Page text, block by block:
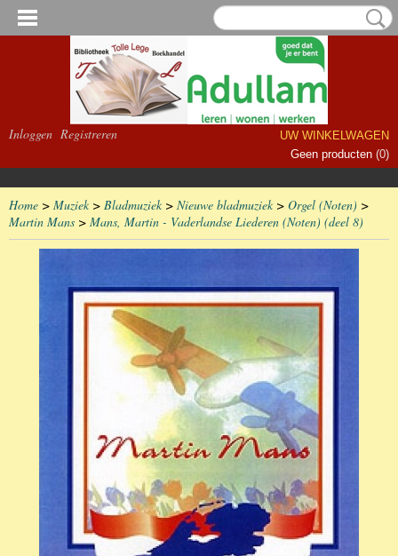
Inloggen Registreren
UW WINKELWAGEN
Geen producten (0)
Home > Muziek> Bladmuziek> Nieuwe bladmuziek> Orgel (Noten) >
Martin Mans > Mans, Martin - Vaderlandse Liederen (Noten) (deel 8)